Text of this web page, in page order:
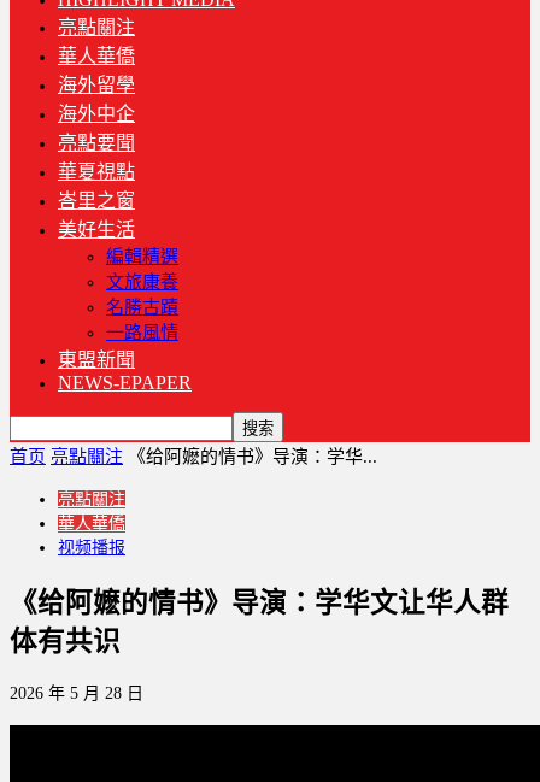
亮點關注
華人華僑
海外留學
海外中企
亮點要聞
華夏視點
峇里之窗
美好生活
編輯精選
文旅康養
名勝古蹟
一路風情
東盟新聞
NEWS-EPAPER
首页 亮點關注 《给阿嬷的情书》导演：学华...
亮點關注
華人華僑
视频播报
《给阿嬷的情书》导演：学华文让华人群
体有共识
2026 年 5 月 28 日